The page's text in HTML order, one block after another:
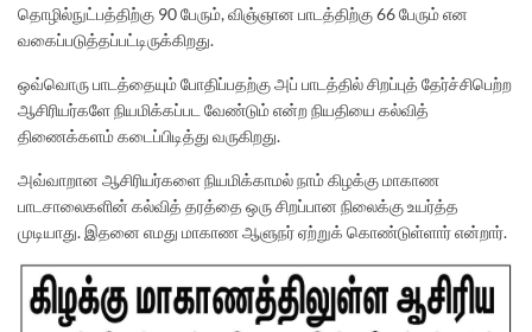
தொழில்நுட்பத்திற்கு 90 பேரும், விஞ்ஞான பாடத்திற்கு 66 பேரும் என
வகைப்படுத்தப்பட்டிருக்கிறது.
ஒவ்வொரு பாடத்தையும் போதிப்பதற்கு அப் பாடத்தில் சிறப்புத் தேர்ச்சிபெற்ற
ஆசிரியர்களே நியமிக்கப்பட வேண்டும் என்ற நியதியை கல்வித்
திணைக்களம் கடைப்பிடித்து வருகிறது.
அவ்வாறான ஆசிரியர்களை நியமிக்காமல் நாம் கிழக்கு மாகாண
பாடசாலைகளின் கல்வித் தரத்தை ஒரு சிறப்பான நிலைக்கு உயர்த்த
முடியாது. இதனை எமது மாகாண ஆளுநர் ஏற்றுக் கொண்டுள்ளார் என்றார்.